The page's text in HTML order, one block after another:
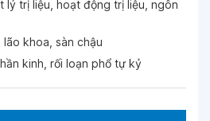
lý trị liệu, hoạt động trị liệu, ngôn
lão khoa, sàn chậu
kinh, rối loạn phổ tự kỷ